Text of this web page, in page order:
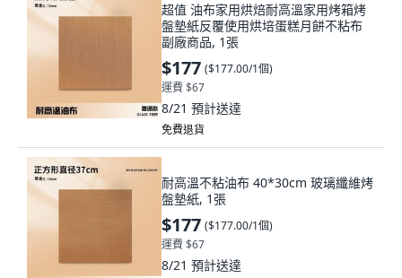
超值 油布家用烘焙耐高溫家用烤箱烤
盤墊紙反覆使用烘培蛋糕月餅不粘布
副廠商品, 1張
$177 ($177.00/1個)
運費 $67
8/21 預計送達
免費退貨
耐高溫不粘油布 40*30cm 玻璃纖維烤
盤墊紙, 1張
$177 ($177.00/1個)
運費 $67
8/21 預計送達